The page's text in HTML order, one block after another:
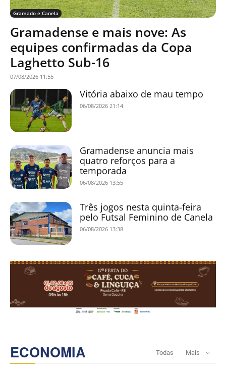
Gramado e Canela
Gramadense e mais nove: As
equipes confirmadas da Copa
Laghetto Sub-16
07/08/2026 11:55
Vitória abaixo de mau tempo
06/08/2026 21:14
Gramadense anuncia mais
quatro reforços para a
temporada
06/08/2026 13:55
Três jogos nesta quinta-feira
pelo Futsal Feminino de Canela
06/08/2026 13:38
ECONOMIA Todas Mais